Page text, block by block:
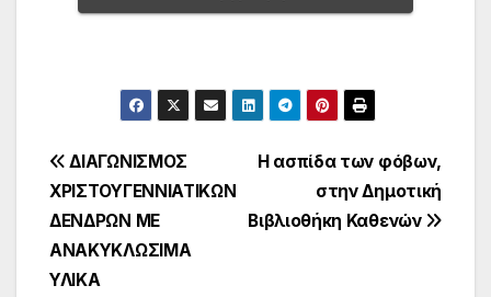
Πλοήγηση
άρθρων
Η ασπίδα των φόβων,
στην Δημοτική
Βιβλιοθήκη Καθενών
ΔΙΑΓΩΝΙΣΜΟΣ
ΧΡΙΣΤΟΥΓΕΝΝΙΑΤΙΚΩΝ
ΔΕΝΔΡΩΝ ΜΕ
ΑΝΑΚΥΚΛΩΣΙΜΑ
ΥΛΙΚΑ